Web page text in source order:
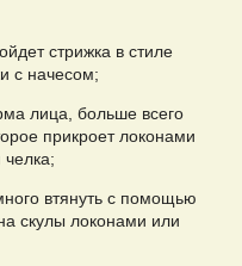
стрижка в стиле
с начесом;
лица, больше всего
прикроет локонами
втянуть с помощью
скулы локонами или